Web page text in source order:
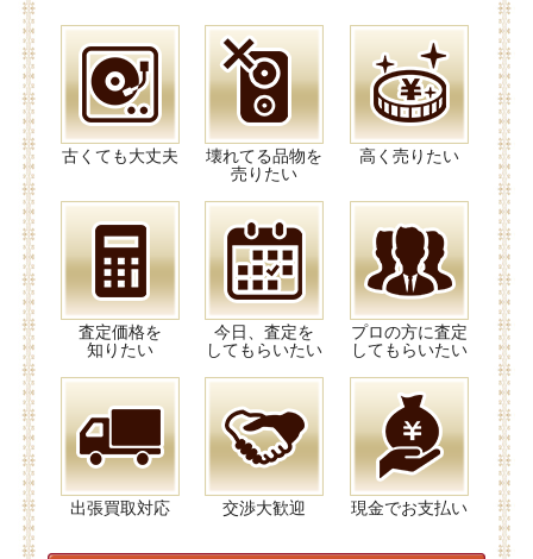
古くても大丈夫
壊れてる品物を
売りたい
高く売りたい
査定価格を
知りたい
今日、査定を
してもらいたい
プロの方に査定
してもらいたい
出張買取対応 交渉大歓迎 現金でお支払い